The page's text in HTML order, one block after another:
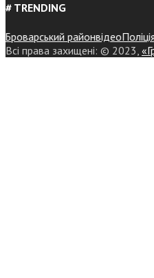
# TRENDING
районвідеоПоліція
Всі права захищені: © 2023,